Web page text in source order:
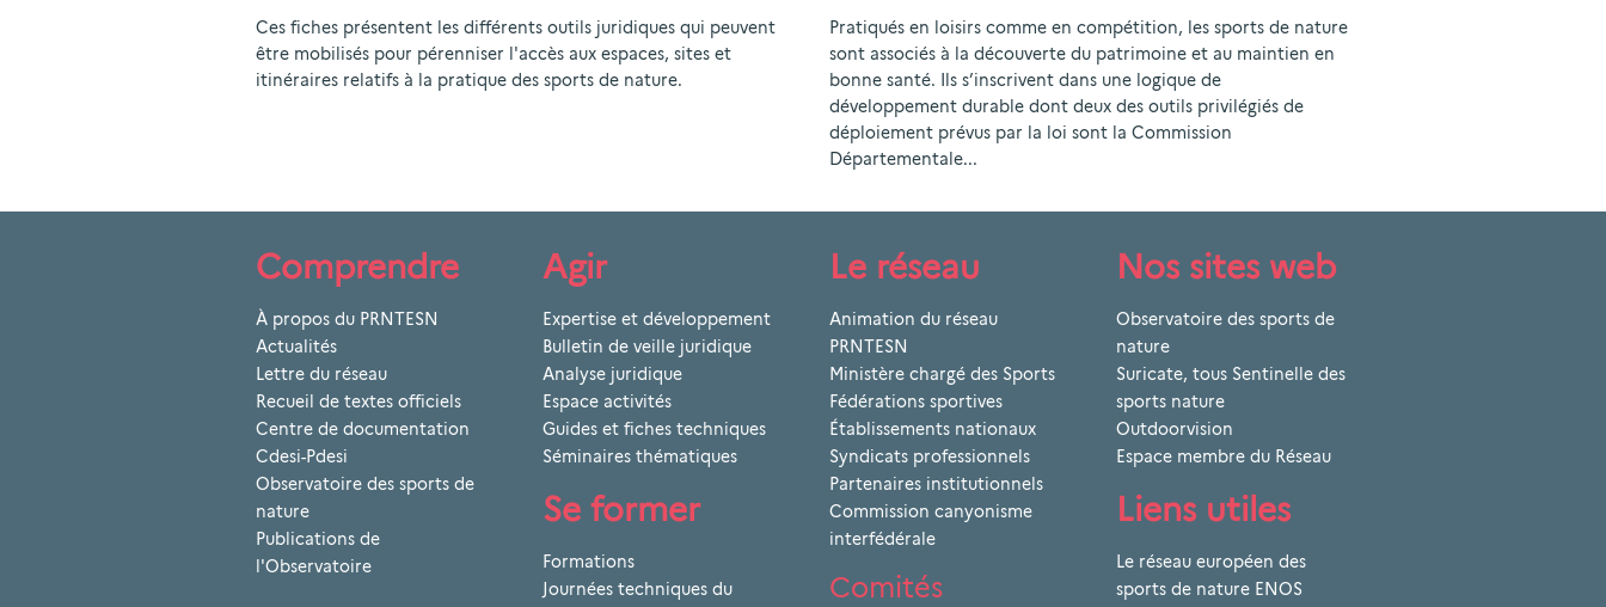
Ces fiches présentent les différents outils juridiques qui peuvent
être mobilisés pour pérenniser l'accès aux espaces, sites et
itinéraires relatifs à la pratique des sports de nature.
Pratiqués en loisirs comme en compétition, les sports de nature
sont associés à la découverte du patrimoine et au maintien en
bonne santé. Ils s’inscrivent dans une logique de
développement durable dont deux des outils privilégiés de
déploiement prévus par la loi sont la Commission
Départementale...
Comprendre
À propos du PRNTESN
Actualités
Lettre du réseau
Recueil de textes officiels
Centre de documentation
Cdesi-Pdesi
Observatoire des sports de
nature
Publications de
l'Observatoire
Agir
Expertise et développement
Bulletin de veille juridique
Analyse juridique
Espace activités
Guides et fiches techniques
Séminaires thématiques
Se former
Formations
Journées techniques du
Le réseau
Animation du réseau
PRNTESN
Ministère chargé des Sports
Fédérations sportives
Établissements nationaux
Syndicats professionnels
Partenaires institutionnels
Commission canyonisme
interfédérale
Comités
Nos sites web
Observatoire des sports de
nature
Suricate, tous Sentinelle des
sports nature
Outdoorvision
Espace membre du Réseau
Liens utiles
Le réseau européen des
sports de nature ENOS